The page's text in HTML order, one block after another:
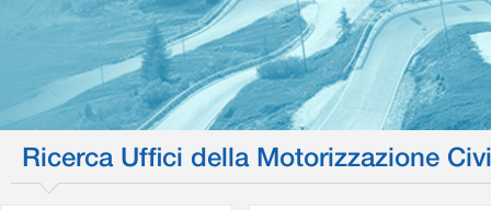
Ricerca Uffici della Motorizzazione